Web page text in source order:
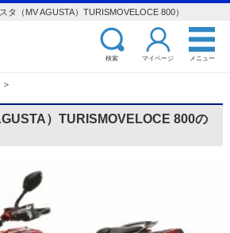
タ（MV AGUSTA）TURISMOVELOCE 800）
検索 マイページ メニュー
＞
）TURISMOVELOCE 800の